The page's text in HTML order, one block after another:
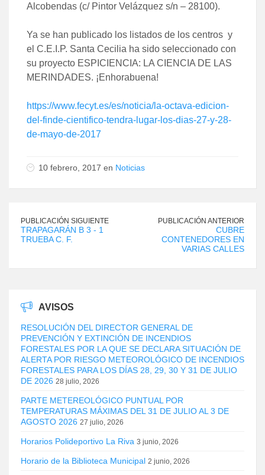
Alcobendas (c/ Pintor Velázquez s/n – 28100).
Ya se han publicado los listados de los centros y
el C.E.I.P. Santa Cecilia ha sido seleccionado con
su proyecto ESPICIENCIA: LA CIENCIA DE LAS
MERINDADES. ¡Enhorabuena!
https://www.fecyt.es/es/noticia/la-octava-edicion-
del-finde-cientifico-tendra-lugar-los-dias-27-y-28-
de-mayo-de-2017
10 febrero, 2017 en Noticias
PUBLICACIÓN SIGUIENTE
TRAPAGARÁN B 3 - 1
TRUEBA C. F.
PUBLICACIÓN ANTERIOR
CUBRE
CONTENEDORES EN
VARIAS CALLES
AVISOS
RESOLUCIÓN DEL DIRECTOR GENERAL DE
PREVENCIÓN Y EXTINCIÓN DE INCENDIOS
FORESTALES POR LA QUE SE DECLARA SITUACIÓN DE
ALERTA POR RIESGO METEOROLÓGICO DE INCENDIOS
FORESTALES PARA LOS DÍAS 28, 29, 30 Y 31 DE JULIO
DE 2026 28 julio, 2026
PARTE METEREOLÓGICO PUNTUAL POR
TEMPERATURAS MÁXIMAS DEL 31 DE JULIO AL 3 DE
AGOSTO 2026 27 julio, 2026
Horarios Polideportivo La Riva 3 junio, 2026
Horario de la Biblioteca Municipal 2 junio, 2026